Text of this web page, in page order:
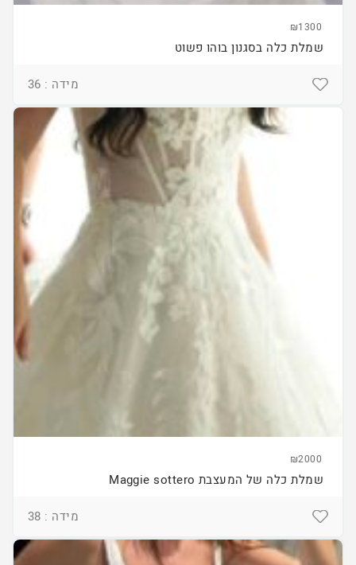
₪1300
שמלת כלה בסגנון בוהו פשוט
מידה : 36
₪2000
שמלת כלה של המעצבת Maggie sottero
מידה : 38